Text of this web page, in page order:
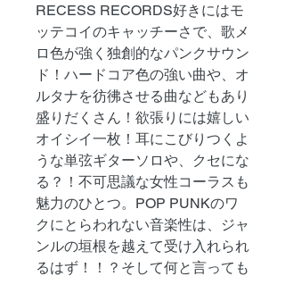
RECESS RECORDS好きにはモ
ッテコイのキャッチーさで、歌メ
ロ色が強く独創的なパンクサウン
ド！ハードコア色の強い曲や、オ
ルタナを彷彿させる曲などもあり
盛りだくさん！欲張りには嬉しい
オイシイ一枚！耳にこびりつくよ
うな単弦ギターソロや、クセにな
る？！不可思議な女性コーラスも
魅力のひとつ。POP PUNKのワ
クにとらわれない音楽性は、ジャ
ンルの垣根を越えて受け入れられ
るはず！！？そして何と言っても